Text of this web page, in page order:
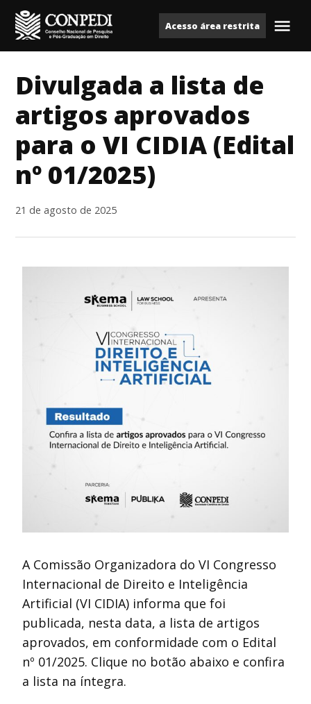
para
o
ConpediAcesso área restrita
Divulgada a lista de
artigos aprovados
para o VI CIDIA (Edital
nº 01/2025)
21 de agosto de 2025
A Comissão Organizadora do VI Congresso
Internacional de Direito e Inteligência
Artificial (VI CIDIA) informa que foi
publicada, nesta data, a lista de artigos
aprovados, em conformidade com o Edital
nº 01/2025. Clique no botão abaixo e confira
a lista na íntegra.